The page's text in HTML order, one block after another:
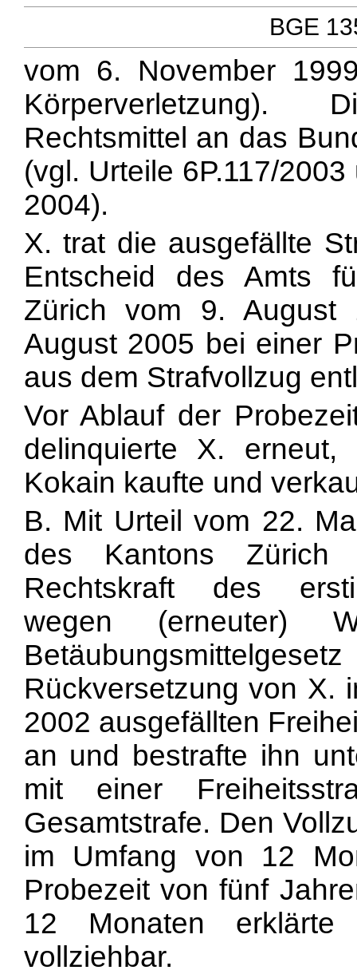
BGE
vom 6. November
Körperverletzung).
Rechtsmittel an das
(vgl. Urteile 6P.117/
2004).
X. trat die ausgefällte
Entscheid des Amts
Zürich vom 9.
August 2005 bei einer
aus dem Strafvollzug
Vor Ablauf der
delinquierte X.
Kokain kaufte und
B. Mit Urteil vom 22.
des Kantons Zürich
Rechtskraft des
wegen (erneuter)
Rückversetzung von X.
2002 ausgefällten
an und bestrafte ihn
mit einer
Gesamtstrafe. Den
im Umfang von 12
Probezeit von fünf
12 Monaten
vollziehbar.